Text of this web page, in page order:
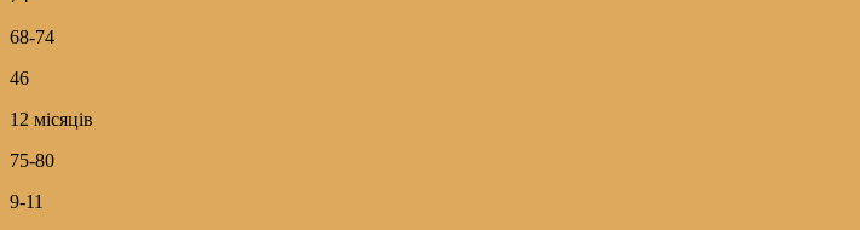
68-74
46
12 місяців
75-80
9-11